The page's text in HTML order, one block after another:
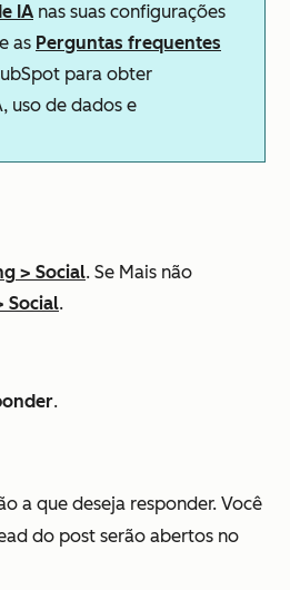
IA nas suas configurações
as Perguntas frequentes
para obter
uso de dados e
> Social. Se Mais não
Social.
.
a que deseja responder. Você
do post serão abertos no